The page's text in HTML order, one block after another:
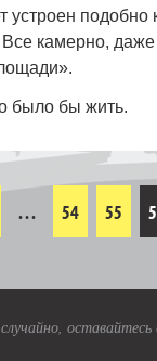
устроен подобно
Все камерно,
было бы жить.
… 54 55